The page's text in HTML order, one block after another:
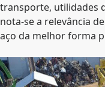
transporte, utilidades
nota-se a relevância
aço da melhor forma